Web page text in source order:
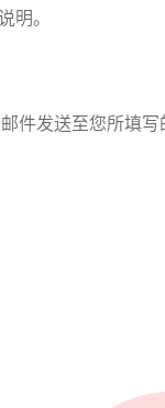
。
件发送至您所填写